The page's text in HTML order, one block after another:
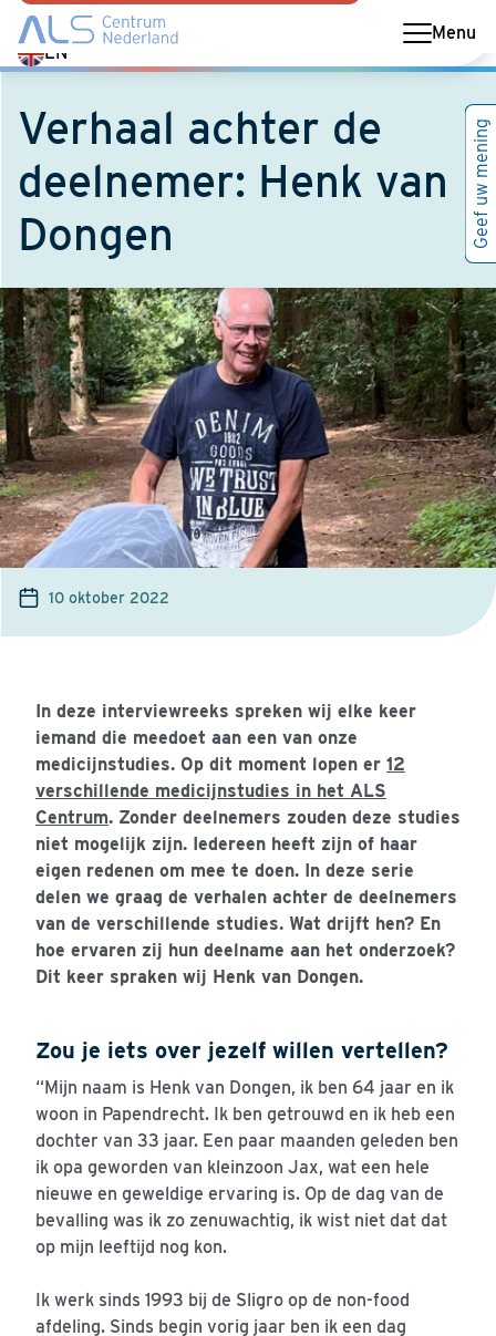
Menu
EN
Switch
language
English
Verhaal achter de
deelnemer: Henk van
Dongen
10 oktober 2022
In deze interviewreeks spreken wij elke keer
iemand die meedoet aan een van onze
medicijnstudies. Op dit moment lopen er 12
verschillende medicijnstudies in het ALS
Centrum. Zonder deelnemers zouden deze studies
niet mogelijk zijn. Iedereen heeft zijn of haar
eigen redenen om mee te doen. In deze serie
delen we graag de verhalen achter de deelnemers
van de verschillende studies. Wat drijft hen? En
hoe ervaren zij hun deelname aan het onderzoek?
Dit keer spraken wij Henk van Dongen.
Zou je iets over jezelf willen vertellen?
“Mijn naam is Henk van Dongen, ik ben 64 jaar en ik
woon in Papendrecht. Ik ben getrouwd en ik heb een
dochter van 33 jaar. Een paar maanden geleden ben
ik opa geworden van kleinzoon Jax, wat een hele
nieuwe en geweldige ervaring is. Op de dag van de
bevalling was ik zo zenuwachtig, ik wist niet dat dat
op mijn leeftijd nog kon.
Ik werk sinds 1993 bij de Sligro op de non-food
afdeling. Sinds begin vorig jaar ben ik een dag
Geef uw mening